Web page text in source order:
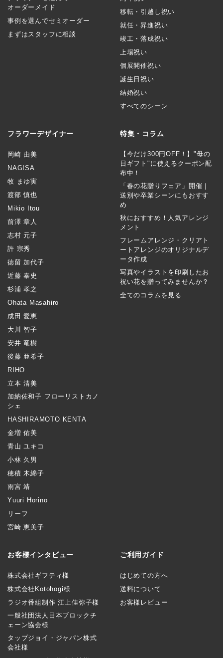
オーダーメイド
事例を選んでセミオーダー
まずはスタッフに相談
移転・引越し祝い
就任・昇進祝い
竣工・落成祝い
上場祝い
個展開催祝い
誕生日祝い
結婚祝い
すべてのシーン
フラワーデザイナー
岡崎 由美
NAGISA
牧 まゆ実
渡部 慎也
Mikio Itou
前澤 章人
志村 元子
許 宗秀
徳留 加代子
近藤 泰史
杉浦 孝之
Ohata Masahiro
成田 愛恵
大川 智子
安井 竜樹
後藤 亜希子
RIHO
立本 清美
加納佐和子 フローリストカノ
シェ
HASHIRAMOTO KENTA
金増 佑美
青山 ユキコ
小林 久男
穂積 木綿子
雨宮 靖
Yuuri Horino
リーフ
宮崎 恵美子
特集・コラム
【今だけ300円OFF！】"母の
日ギフト"に使えるクーポン配
布中！
「春の花贈りフェア」開催｜
送別や卒業シーンにもおすす
め
秋におすすめ！人気アレンジ
メント
フレームアレンジ・クリアト
ートアレンジのオリジナルデ
ータ作成
写真やイラストを印刷したお
祝い花を贈ってみませんか？
全てのコラムを見る
お客様インタビュー
株式会社ギフティ様
株式会社Kotohogi様
ラジオ番組制作 江上佳弥子様
一般社団法人日本ブロックチ
ェーン協会様
タップジョイ・ジャパン株式
会社様
ご利用ガイド
はじめての方へ
送料について
お客様レビュー